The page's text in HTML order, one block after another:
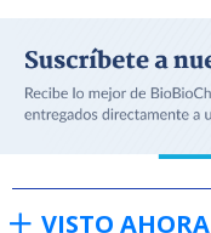
VISTO AHORA